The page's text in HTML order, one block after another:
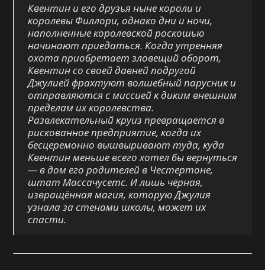
Квентин и его друзья ныне короли и
королевы Филлори, однако дни и ночи,
наполненные королевской роскошью
начинают приедаться. Когда утренняя
охота приобретает зловещий оборот,
Квентин со своей давней подругой
Джулией фрахтуют волшебный парусник и
отправляются с миссией к диким внешним
пределам их королевства.
Развлекательный круиз превращается в
рискованное предприятие, когда их
бесцеремонно вышвыривают туда, куда
Квентин меньше всего хотел бы вернуться
— в дом его родителей в Честертоне,
штат Массачусетс. И лишь чёрная,
извращённая магия, которую Джулия
узнала за стенами школы, может их
спасти.